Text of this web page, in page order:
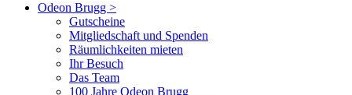
Odeon Brugg >
Gutscheine
Mitgliedschaft und Spenden
Räumlichkeiten mieten
Ihr Besuch
Das Team
100 Jahre Odeon Brugg